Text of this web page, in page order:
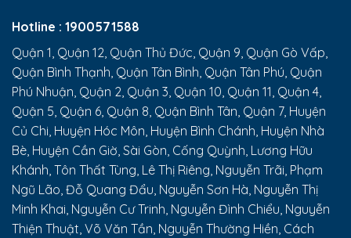
Hotline : 1900571588
Quận 1, Quận 12, Quận Thủ Đức, Quận 9, Quận Gò Vấp,
Quận Bình Thạnh, Quận Tân Bình, Quận Tân Phú, Quận
Phú Nhuận, Quận 2, Quận 3, Quận 10, Quận 11, Quận 4,
Quận 5, Quận 6, Quận 8, Quận Bình Tân, Quận 7, Huyện
Củ Chi, Huyện Hóc Môn, Huyện Bình Chánh, Huyện Nhà
Bè, Huyện Cần Giờ, Sài Gòn, Cống Quỳnh, Lương Hữu
Khánh, Tôn Thất Tùng, Lê Thị Riêng, Nguyễn Trãi, Phạm
Ngũ Lão, Đỗ Quang Đẩu, Nguyễn Sơn Hà, Nguyễn Thị
Minh Khai, Nguyễn Cư Trinh, Nguyễn Đình Chiểu, Nguyễn
Thiện Thuật, Võ Văn Tần, Nguyễn Thường Hiền, Cách